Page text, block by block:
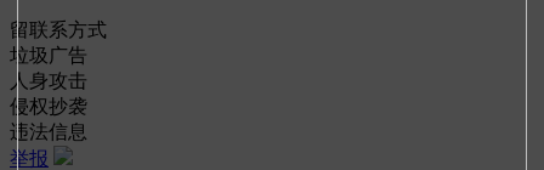
留联系方式
垃圾广告
人身攻击
侵权抄袭
违法信息
举报